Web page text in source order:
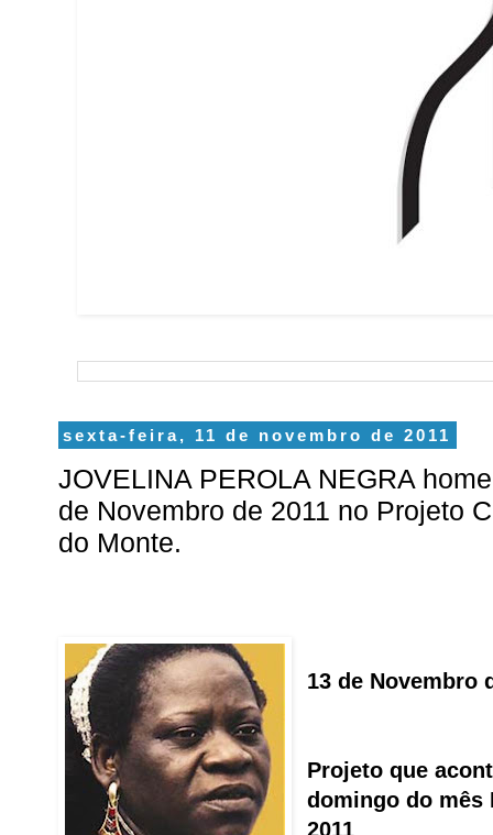
sexta-feira, 11 de novembro de 2011
JOVELINA PEROLA NEGRA
de Novembro de 2011 no Projeto
do Monte.
13 de Novembro
Projeto que
domingo do mês
2011